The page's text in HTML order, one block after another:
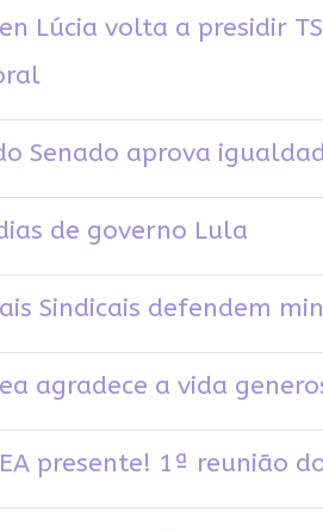
Lúcia volta a presidir
Senado aprova
de governo Lula
Sindicais defendem
agradece a vida
presente! 1ª reunião